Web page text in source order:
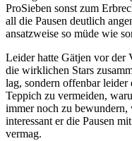
ProSieben sonst zum
all die Pausen deutlich
ansatzweise so müde wie
Leider hatte Gätjen vor der
die wirklichen Stars
lag, sondern offenbar leider
Teppich zu vermeiden,
immer noch zu
interessant er die Pausen
vermag.